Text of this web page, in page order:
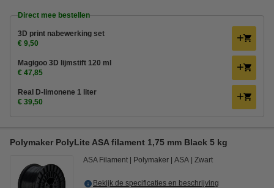
Direct mee bestellen
3D print nabewerking set
€ 9,50
Magigoo 3D lijmstift 120 ml
€ 47,85
Real D-limonene 1 liter
€ 39,50
Polymaker PolyLite ASA filament 1,75 mm Black 5 kg
ASA Filament Polymaker ASA Zwart
Bekijk de specificaties en beschrijving